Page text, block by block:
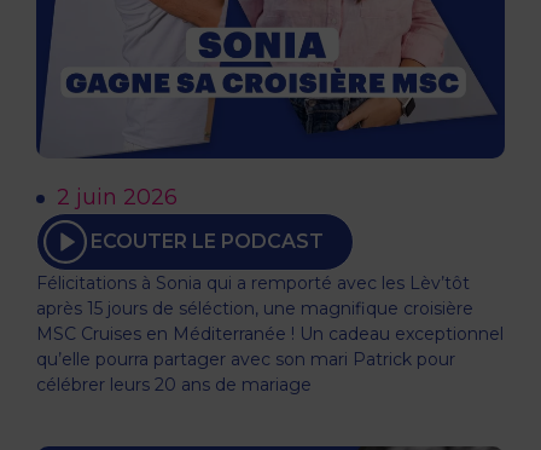
2 juin 2026
ECOUTER LE PODCAST
Félicitations à Sonia qui a remporté avec les Lèv’tôt
après 15 jours de séléction, une magnifique croisière
MSC Cruises en Méditerranée ! Un cadeau exceptionnel
qu’elle pourra partager avec son mari Patrick pour
célébrer leurs 20 ans de mariage